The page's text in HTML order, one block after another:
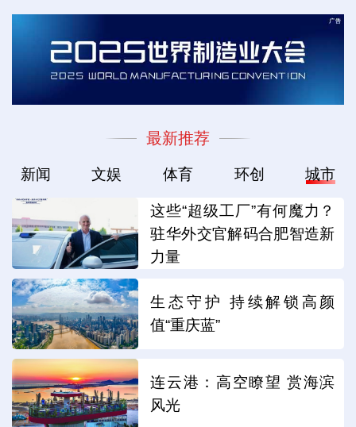
最新推荐
新闻 文娱 体育 环创 城市
这些“超级工厂”有何魔力？
驻华外交官解码合肥智造新
力量
生态守护 持续解锁高颜
值“重庆蓝”
连云港：高空瞭望 赏海滨
风光